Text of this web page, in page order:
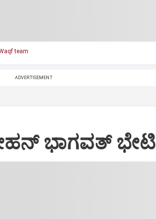
team
ADVERTISEMENT
ಭಾಗವತ್ ಭೇಟಿ